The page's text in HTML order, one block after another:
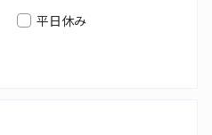
平日休み